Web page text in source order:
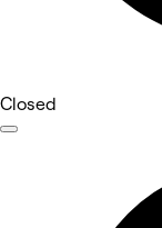
Closed